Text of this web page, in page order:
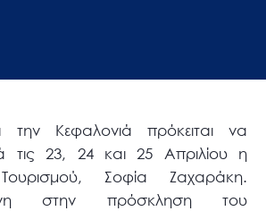
την Κεφαλονιά πρόκειται να
τις 23, 24 και 25 Απριλίου η
Σοφία Ζαχαράκη.
στην πρόσκληση του